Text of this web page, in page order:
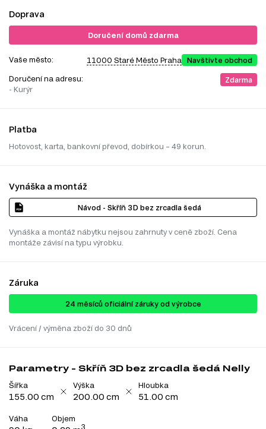
Doprava
Doručení domů zdarma
Vaše město: 11000 Staré Město Praha Navštivte obchod
Doručení na adresu:
- Kurýr
Zdarma
Platba
Hotovost, karta, bankovní převod, dobírkou – 49 korun.
Vynáška a montáž
Návod - Skříň 3D bez zrcadla šedá
Vynáška a montáž nábytku nejsou zahrnuty v ceně zboží. Cena
montáže závisí na typu výrobku.
Záruka
24 ​​​​měsíců oficiální záruky od výrobce
Vrácení / výměna zboží do 30 dnů
Parametry - Skříň 3D bez zrcadla šedá Nelly
Šířka
155.00 cm
Výška
200.00 cm
Hloubka
51.00 cm
Váha Objem
3